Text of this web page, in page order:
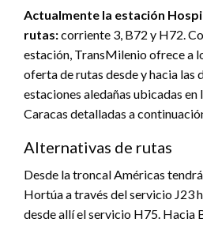
Actualmente la estación
rutas:corriente 3, B72 y H72.
estación, TransMilenio ofrece a
oferta de rutas desde y hacia las
estaciones aledañas ubicadas en
Caracas detalladas a
Alternativas de rutas
Desde la troncal Américas
Hortúa a través del servicio J23
desde allí el servicio H75. Hacia